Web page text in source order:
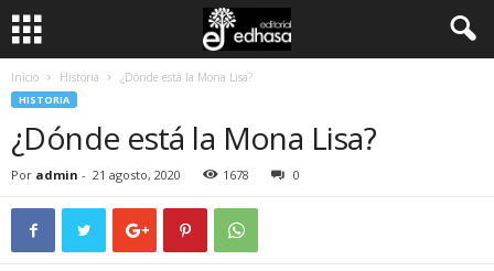
Inicio Historia ¿Dónde está la Mona Lisa?
HISTORIA
¿Dónde está la Mona Lisa?
Por admin - 21 agosto, 2020 1678 0